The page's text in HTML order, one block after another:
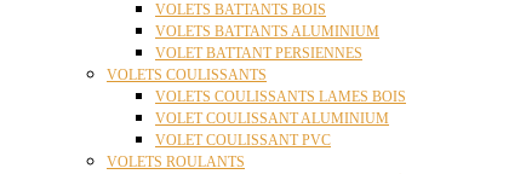
VOLETS BATTANTS BOIS
VOLETS BATTANTS ALUMINIUM
VOLET BATTANT PERSIENNES
VOLETS COULISSANTS
VOLETS COULISSANTS LAMES BOIS
VOLET COULISSANT ALUMINIUM
VOLET COULISSANT PVC
VOLETS ROULANTS